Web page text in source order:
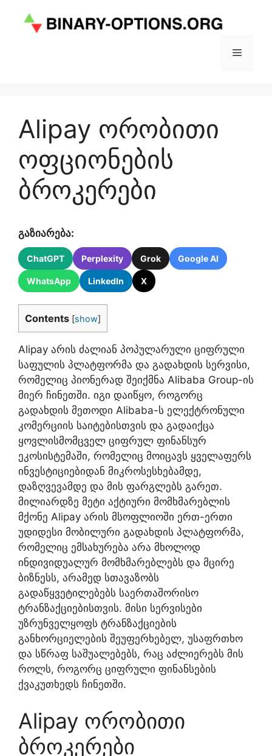
Menu
Alipay ორობითი
ოფციონების
ბროკერები
გაზიარება:
ChatGPT Perplexity Grok Google AI
WhatsApp LinkedIn X
Contents [show]
Alipay არის ძალიან პოპულარული ციფრული
საფულის პლატფორმა და გადახდის სერვისი,
რომელიც პიონერად შეიქმნა Alibaba Group-ის
მიერ ჩინეთში. იგი დაიწყო, როგორც
გადახდის მეთოდი Alibaba-ს ელექტრონული
კომერციის საიტებისთვის და გადაიქცა
ყოვლისმომცველ ციფრულ ფინანსურ
ეკოსისტემაში, რომელიც მოიცავს ყველაფერს
ინვესტიციებიდან მიკროსესხებამდე,
დაზღვევამდე და მის ფარგლებს გარეთ.
მილიარდზე მეტი აქტიური მომხმარებლის
მქონე Alipay არის მსოფლიოში ერთ-ერთი
უდიდესი მობილური გადახდის პლატფორმა,
რომელიც ემსახურება არა მხოლოდ
ინდივიდუალურ მომხმარებლებს და მცირე
ბიზნესს, არამედ სთავაზობს
გადაწყვეტილებებს საერთაშორისო
ტრანზაქციებისთვის. მისი სერვისები
უზრუნველყოფს ტრანზაქციების
განხორციელების შეუფერხებელ, უსაფრთხო
და სწრაფ საშუალებებს, რაც აძლიერებს მის
როლს, როგორც ციფრული ფინანსების
ქვაკუთხედს ჩინეთში.
Alipay ორობითი
ბროკერები